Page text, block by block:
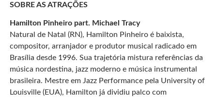
SOBRE AS ATRAÇÕES
Hamilton Pinheiro part. Michael Tracy
Natural de Natal (RN), Hamilton Pinheiro é baixista,
compositor, arranjador e produtor musical radicado em
Brasília desde 1996. Sua trajetória mistura referências da
música nordestina, jazz moderno e música instrumental
brasileira. Mestre em Jazz Performance pela University of
Louisville (EUA), Hamilton já dividiu palco com